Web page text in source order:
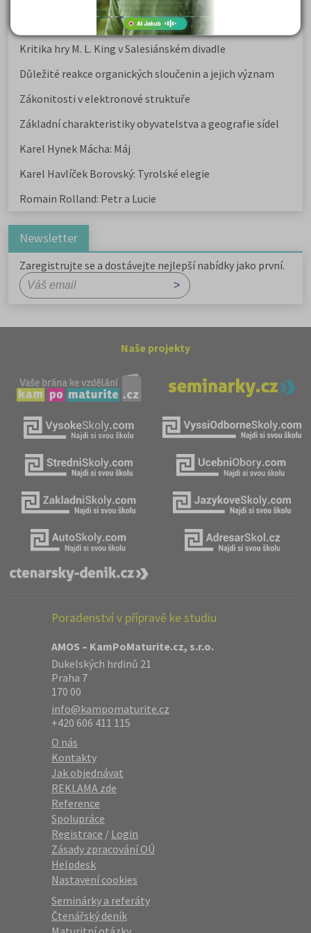
Karel Havlíček Borovský: Tyrolské elegie
Kritika hry M. L. King v Salesiánském divadle
Důležité reakce organických sloučenin a jejich význam
Zákonitosti v elektronové struktuře
Základní charakteristiky obyvatelstva a geografie sídel
Karel Hynek Mácha: Máj
Karel Havlíček Borovský: Tyrolské elegie
Romain Rolland: Petr a Lucie
Newsletter
Zaregistrujte se a dostávejte nejlepší nabídky jako první.
Naše projekty
Poradenství v přípravě ke studiu
AMOS – KamPoMaturite.cz, s.r.o.
Dukelských hrdinů 21
Praha 7
170 00
info@kampomaturite.cz
+420 606 411 115
O nás
Kontakty
Jak objednávat
REKLAMA zde
Reference
Spolupráce
Registrace / Login
Zásady zpracování OÚ
Helpdesk
Nastavení cookies
Seminárky a referáty
Čtenářský deník